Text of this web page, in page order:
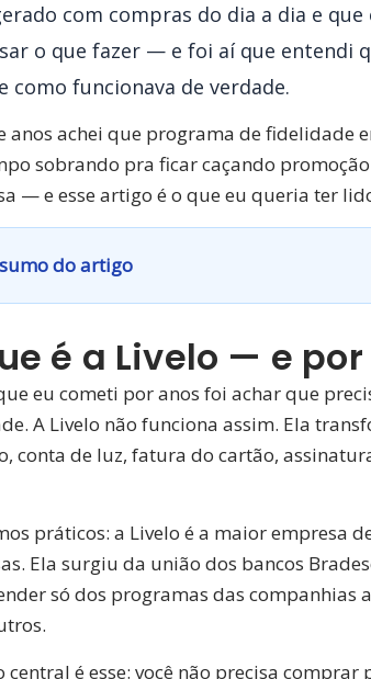
com compras do dia a dia e
o que fazer — e foi aí que entendi
como funcionava de verdade.
anos achei que programa de fidelidade
sobrando pra ficar caçando
— e esse artigo é o que eu queria ter
do artigo
é a Livelo — e
eu cometi por anos foi achar que
A Livelo não funciona assim. Ela
conta de luz, fatura do cartão,
práticos: a Livelo é a maior empresa
Ela surgiu da união dos bancos
só dos programas das companhias
central é esse: você não precisa